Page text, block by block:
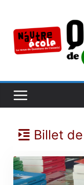
contenu
Billet de